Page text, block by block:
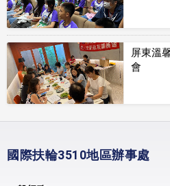
屏東溫
會
國際扶輪3510地區辦事處